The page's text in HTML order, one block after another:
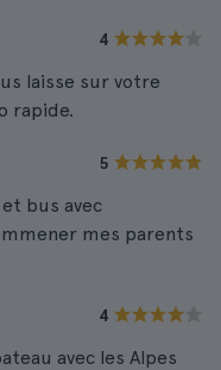
4
laisse sur votre
rapide.
5
bus avec
mes parents
4
avec les Alpes